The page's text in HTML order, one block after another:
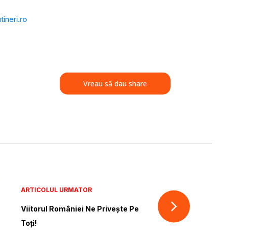
Vreau să dau share
ARTICOLUL URMATOR
Viitorul României Ne Privește Pe
Toți!